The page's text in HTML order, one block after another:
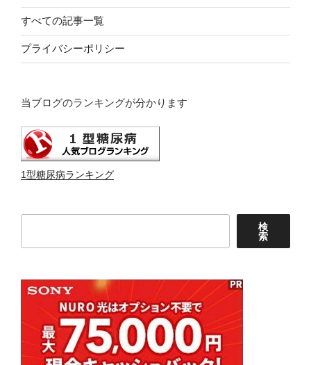
すべての記事一覧
プライバシーポリシー
当ブログのランキングが分かります
1型糖尿病ランキング
検
索